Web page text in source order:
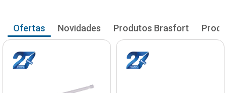
Ofertas Novidades Produtos Brasfort